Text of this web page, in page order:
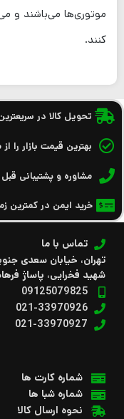
موتوری‌ها می‌باشند و
کنند.
تحویل کالا در
بهترین قیمت بازار را
مشاوره و پشتیبانی قبل و
خرید ایمن در کمترین
تماس با ما
تهران، خیابان سعدی
شهید فخرایی، پاساژ
09125079825
021-33970926
021-33970927
شماره کارت ها
شماره شبا ها
نحوه ارسال کالا